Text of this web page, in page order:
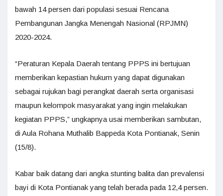
bawah 14 persen dari populasi sesuai Rencana
Pembangunan Jangka Menengah Nasional (RPJMN)
2020-2024.
“Peraturan Kepala Daerah tentang PPPS ini bertujuan
memberikan kepastian hukum yang dapat digunakan
sebagai rujukan bagi perangkat daerah serta organisasi
maupun kelompok masyarakat yang ingin melakukan
kegiatan PPPS,” ungkapnya usai memberikan sambutan,
di Aula Rohana Muthalib Bappeda Kota Pontianak, Senin
(15/8).
Kabar baik datang dari angka stunting balita dan prevalensi
bayi di Kota Pontianak yang telah berada pada 12,4 persen.